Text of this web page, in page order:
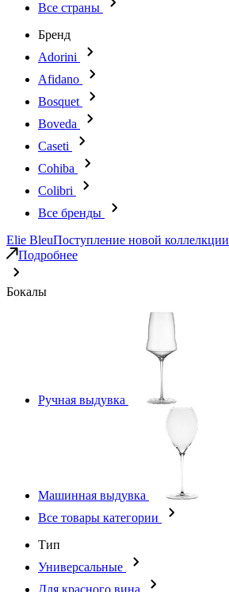
Все страны
Бренд
Adorini
Afidano
Bosquet
Boveda
Caseti
Cohiba
Colibri
Все бренды
Elie BleuПоступление новой коллелкции
Подробнее
Бокалы
Ручная выдувка
Машинная выдувка
Все товары категории
Тип
Универсальные
Для красного вина